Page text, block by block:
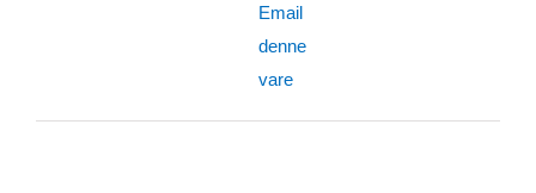
Email
denne
vare